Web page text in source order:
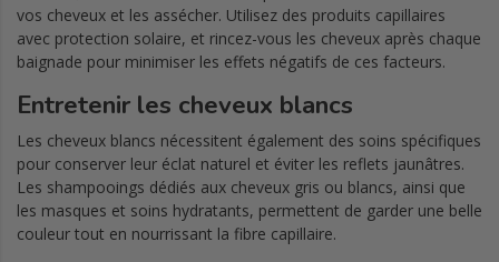
vos cheveux et les assécher. Utilisez des produits capillaires
avec protection solaire, et rincez-vous les cheveux après chaque
baignade pour minimiser les effets négatifs de ces facteurs.
Entretenir les cheveux blancs
Les cheveux blancs nécessitent également des soins spécifiques
pour conserver leur éclat naturel et éviter les reflets jaunâtres.
Les shampooings dédiés aux cheveux gris ou blancs, ainsi que
les masques et soins hydratants, permettent de garder une belle
couleur tout en nourrissant la fibre capillaire.